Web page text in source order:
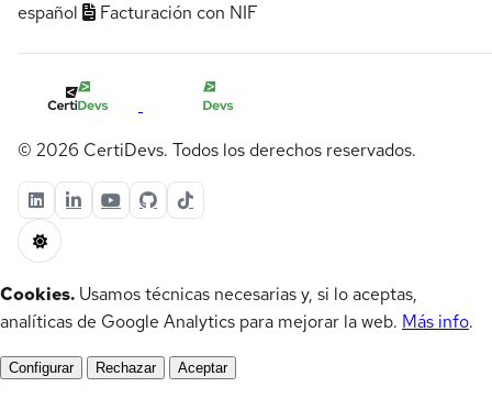
español
Facturación con NIF
© 2026 CertiDevs. Todos los derechos reservados.
Cookies. Usamos técnicas necesarias y, si lo aceptas,
analíticas de Google Analytics para mejorar la web. Más info.
Configurar Rechazar Aceptar